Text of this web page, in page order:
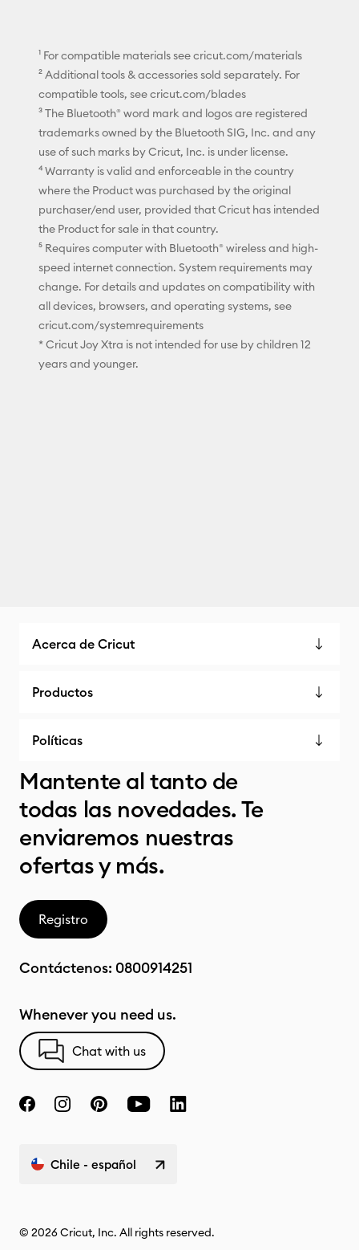
¹ For compatible materials see cricut.com/materials
² Additional tools & accessories sold separately. For
compatible tools, see cricut.com/blades
³ The Bluetooth® word mark and logos are registered
trademarks owned by the Bluetooth SIG, Inc. and any
use of such marks by Cricut, Inc. is under license.
⁴ Warranty is valid and enforceable in the country
where the Product was purchased by the original
purchaser/end user, provided that Cricut has intended
the Product for sale in that country.
⁵ Requires computer with Bluetooth® wireless and high-
speed internet connection. System requirements may
change. For details and updates on compatibility with
all devices, browsers, and operating systems, see
cricut.com/systemrequirements
* Cricut Joy Xtra is not intended for use by children 12
years and younger.
Acerca de Cricut
Productos
Políticas
Mantente al tanto de
todas las novedades. Te
enviaremos nuestras
ofertas y más.
Registro
Contáctenos: 0800914251
Whenever you need us.
Chat with us
Chile - español
© 2026 Cricut, Inc. All rights reserved.